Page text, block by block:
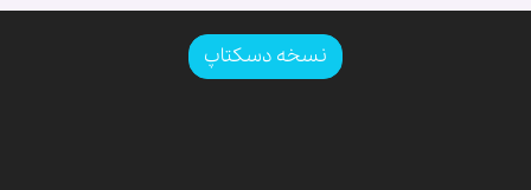
نسخه دسکتاپ